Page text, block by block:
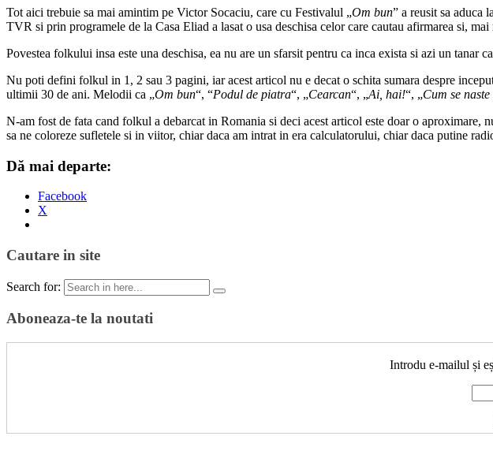
Tot aici trebuie sa mai amintim pe Victor Socaciu, care cu Festivalul „Om bun” a reusit sa aduca
TVR si prin programele de la Casa Eliad a lasat o usa deschisa celor care cautau afirmarea si,
Povestea folkului insa este una deschisa, ea nu are un sfarsit pentru ca inca exista si azi un
Nu poti defini folkul in 1, 2 sau 3 pagini, iar acest articol nu e decat o schita sumara despre
ultimii 30 de ani. Melodii ca „Om bun“, “Podul de piatra“, „Cearcan“, „Ai, hai!“, „Cum se
N-am fost de fata cand folkul a debarcat in Romania si deci acest articol este doar o
sa ne coloreze sufletele si in viitor, chiar daca am intrat in era calculatorului, chiar daca putine
Dă mai departe:
Facebook
X
Cautare in site
Search for:
Aboneaza-te la noutati
Introdu e-mailul și